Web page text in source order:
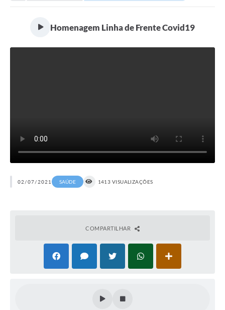
Homenagem Linha de Frente Covid19
02/07/2021 SAÚDE 1413 VISUALIZAÇÕES
COMPARTILHAR